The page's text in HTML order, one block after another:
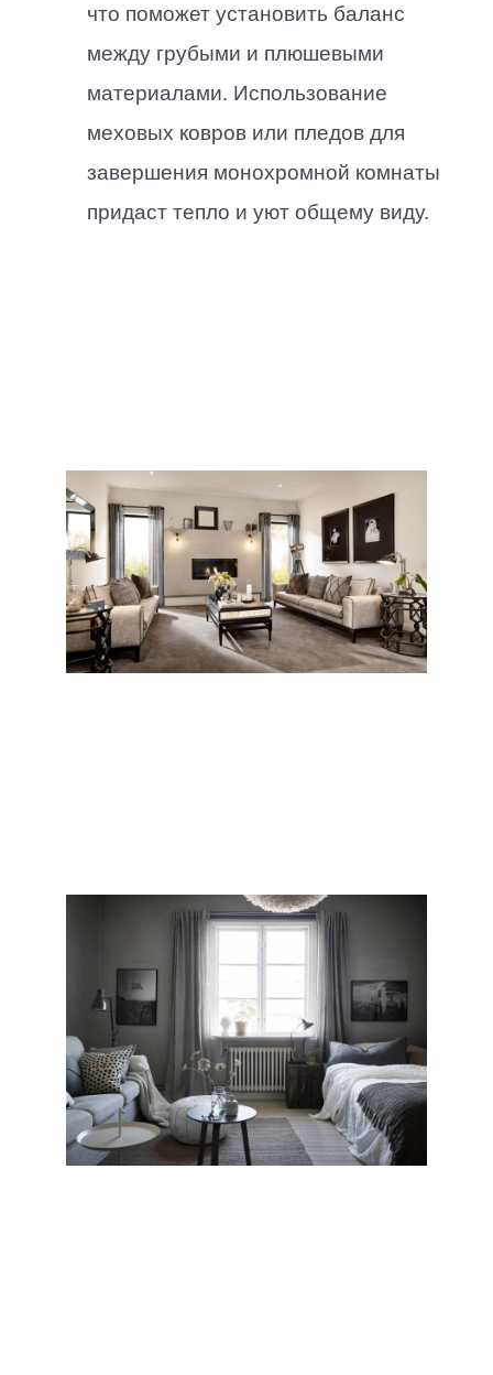
что поможет установить баланс
между грубыми и плюшевыми
материалами. Использование
меховых ковров или пледов для
завершения монохромной комнаты
придаст тепло и уют общему виду.